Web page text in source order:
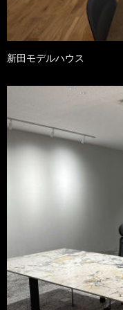
新田モデルハウス